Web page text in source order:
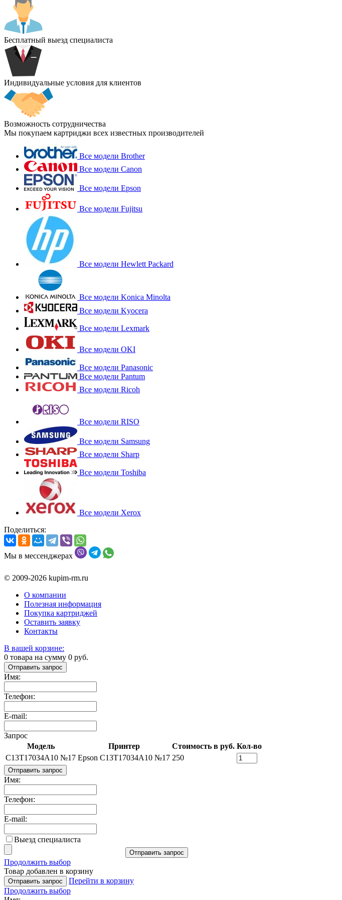
Бесплатный выезд специалиста
Индивидуальные условия для клиентов
Возможность сотрудничества
Мы покупаем картриджи всех известных производителей
Все модели Brother
Все модели Canon
Все модели Epson
Все модели Fujitsu
Все модели Hewlett Packard
Все модели Konica Minolta
Все модели Kyocera
Все модели Lexmark
Все модели OKI
Все модели Panasonic
Все модели Pantum
Все модели Ricoh
Все модели RISO
Все модели Samsung
Все модели Sharp
Все модели Toshiba
Все модели Xerox
Поделиться:
Мы в мессенджерах
© 2009-2026 kupim-rm.ru
О компании
Полезная информация
Покупка картриджей
Оставить заявку
Контакты
В вашей корзине:
0 товара на сумму 0 руб.
Отправить запрос
Имя:
Телефон:
E-mail:
Запрос
Модель
Принтер Стоимость в руб. Кол-во
C13T17034A10 №17 Epson C13T17034A10 №17 250
Отправить запрос
Имя:
Телефон:
E-mail:
Выезд специалиста
Отправить запрос
Продолжить выбор
Товар добавлен в корзину
Отправить запрос
Перейти в корзину
Продолжить выбор